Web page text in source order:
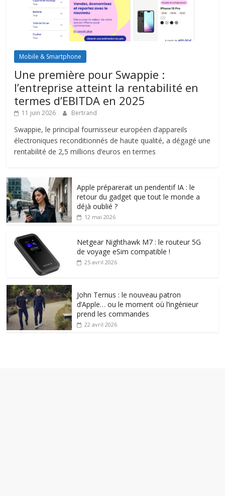
Mobile & Smartphone
Une première pour Swappie :
l’entreprise atteint la rentabilité en
termes d’EBITDA en 2025
11 juin 2026 Bertrand
Swappie, le principal fournisseur européen d’appareils
électroniques reconditionnés de haute qualité, a dégagé une
rentabilité de 2,5 millions d’euros en termes
Apple préparerait un pendentif IA : le
retour du gadget que tout le monde a
déjà oublié ?
12 mai 2026
Netgear Nighthawk M7 : le routeur 5G
de voyage eSim compatible !
25 avril 2026
John Ternus : le nouveau patron
d’Apple… ou le moment où l’ingénieur
prend les commandes
22 avril 2026